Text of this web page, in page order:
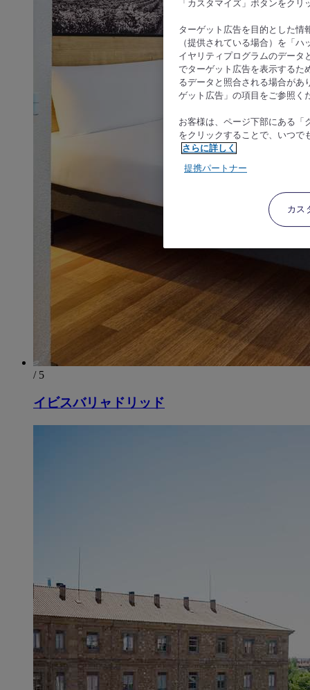
/ 5
イビスバリャドリッド
「カスタマイズ」ボタンをク
ターゲット広告を目的とした情
（提供されている場合）を「
イヤリティプログラムのデータ
でターゲット広告を表示するた
るデータと照合される場合があ
ゲット広告」の項目をご参照く
お客様は、ページ下部にある「
をクリックすることで、いつで
さらに詳しく
提携パートナー
カス